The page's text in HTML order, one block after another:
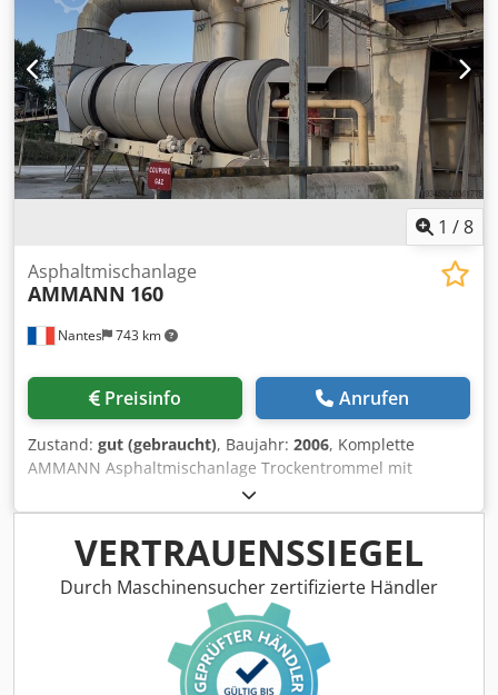
1 /8
Nantes 743 km
Asphaltmischanlage
AMMANN 160
Preisinfo Anrufen
Zustand: gut (gebraucht), Baujahr: 2006, Komplette
AMMANN Asphaltmischanlage Trockentrommel mit
Brenner: 2006 Credpjxqpvtofx Amgof Filter: 2014 ERMIIS-
Automatisierung: 2013 Kapazität: 160 Tonnen/Stunde
Anlage wird derzeit demontiert
VERTRAUENSSIEGEL
Durch Maschinensucher zertifizierte Händler